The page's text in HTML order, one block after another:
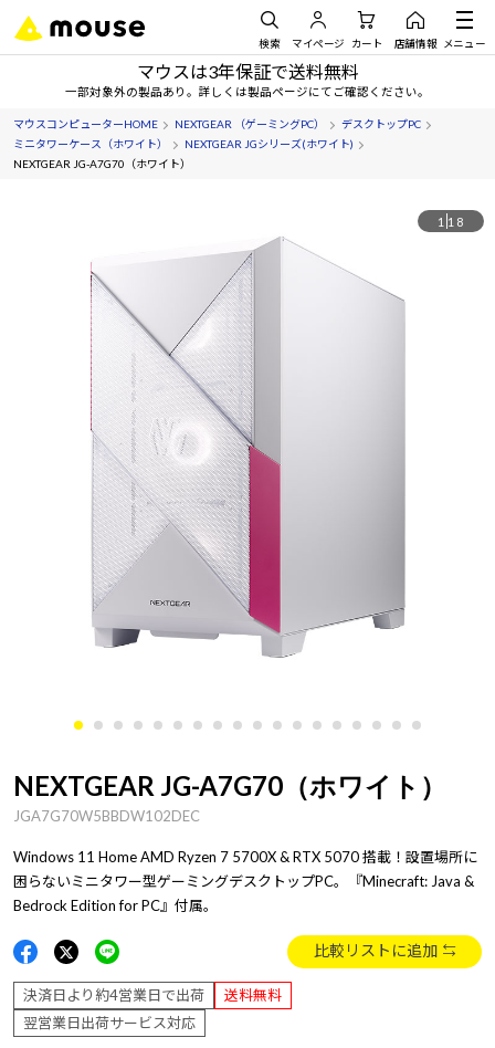
検索 マイページ カート 店舗情報 メニュー
マウスは3年保証で送料無料
一部対象外の製品あり。詳しくは製品ページにてご確認ください。
マウスコンピューターHOME NEXTGEAR （ゲーミングPC）
デスクトップPC
ミニタワーケース（ホワイト）
NEXTGEAR JGシリーズ(ホワイト)
NEXTGEAR JG-A7G70（ホワイト）
1 18
NEXTGEAR JG-A7G70（ホワイト）
JGA7G70W5BBDW102DEC
Windows 11 Home AMD Ryzen 7 5700X & RTX 5070 搭載！設置場所に
困らないミニタワー型ゲーミングデスクトップPC。『Minecraft: Java &
Bedrock Edition for PC』付属。
比較リストに追加
決済日より約4営業日で出荷
送料無料
翌営業日出荷サービス対応